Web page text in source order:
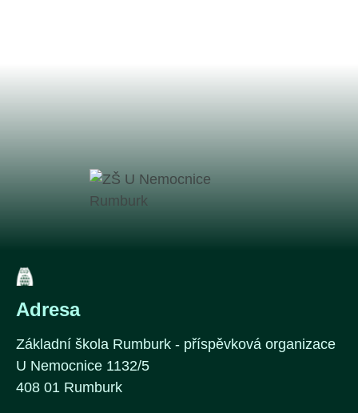
Adresa
Základní škola Rumburk - příspěvková organizace
U Nemocnice 1132/5
408 01 Rumburk